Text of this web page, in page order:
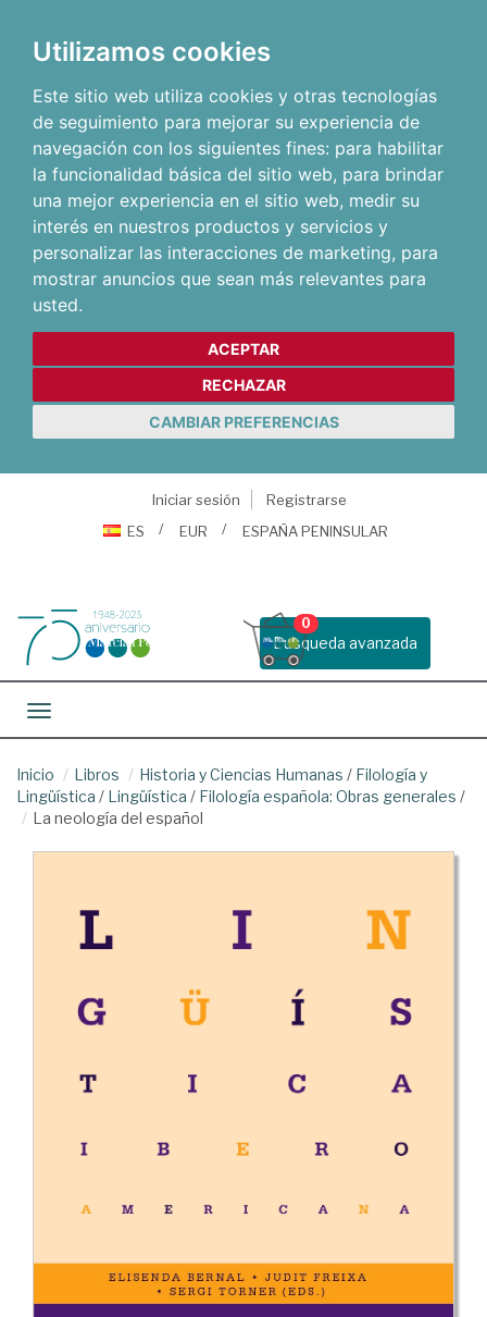
Utilizamos cookies
Este sitio web utiliza cookies y otras tecnologías
de seguimiento para mejorar su experiencia de
navegación con los siguientes fines: para habilitar
la funcionalidad básica del sitio web, para brindar
una mejor experiencia en el sitio web, medir su
interés en nuestros productos y servicios y
personalizar las interacciones de marketing, para
mostrar anuncios que sean más relevantes para
usted.
ACEPTAR
RECHAZAR
CAMBIAR PREFERENCIAS
Iniciar sesión
Registrarse
ES
EUR ESPAÑA PENINSULAR
Busqueda avanzada
0
Toggle navigation
Inicio Libros Historia y Ciencias Humanas / Filología y
Lingüística / Lingüística / Filología española: Obras generales /
La neología del español